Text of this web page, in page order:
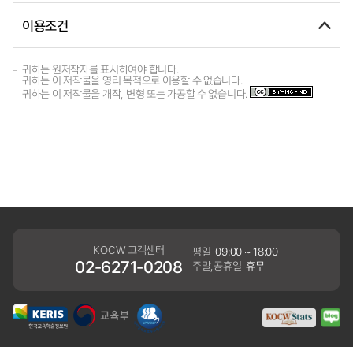
이용조건
귀하는 원저작자를 표시하여야 합니다.
귀하는 이 저작물을 영리 목적으로 이용할 수 없습니다.
귀하는 이 저작물을 개작, 변형 또는 가공할 수 없습니다.
KOCW 고객센터
02-6271-0208
평일 09:00 ~ 18:00
주말,공휴일 휴무